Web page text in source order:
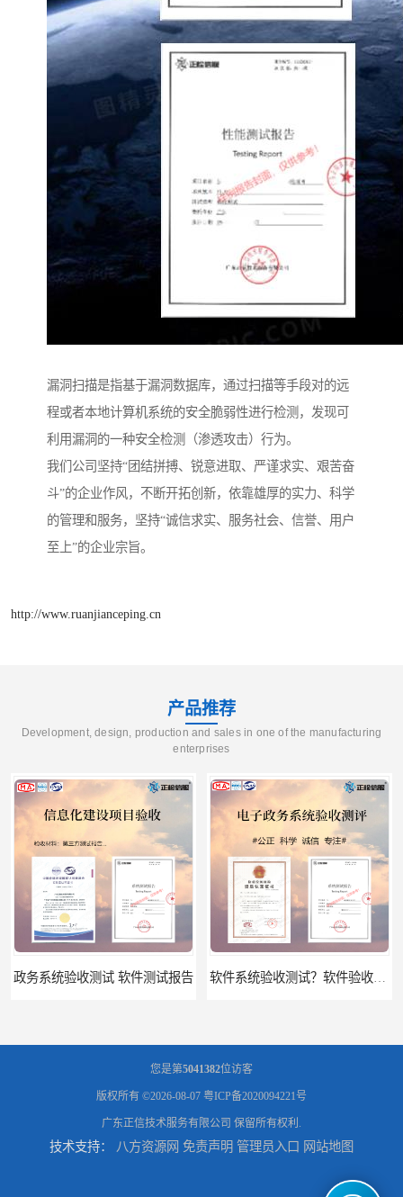
漏洞扫描是指基于漏洞数据库，通过扫描等手段对的远
程或者本地计算机系统的安全脆弱性进行检测，发现可
利用漏洞的一种安全检测（渗透攻击）行为。
我们公司坚持“团结拼搏、锐意进取、严谨求实、艰苦奋
斗”的企业作风，不断开拓创新，依靠雄厚的实力、科学
的管理和服务，坚持“诚信求实、服务社会、信誉、用户
至上”的企业宗旨。
http://www.ruanjianceping.cn
产品推荐
Development, design, production and sales in one of the manufacturing
enterprises
试 软件测试报告 软件系统验收测试？软件验收测评的标准及政策依据？软件验收测评服务内容？
您是第5041382位访客
版权所有 ©2026-08-07 粤ICP备2020094221号
广东正信技术服务有限公司 保留所有权利.
技术支持： 八方资源网 免责声明 管理员入口 网站地图